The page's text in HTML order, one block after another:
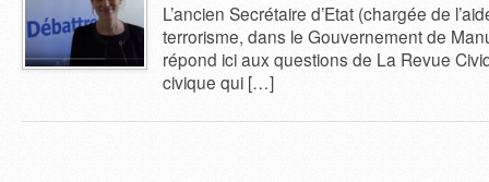
L’ancien Secrétaire d’Etat (chargée de
terrorisme, dans le Gouvernement de
répond ici aux questions de La Revue
civique qui […]